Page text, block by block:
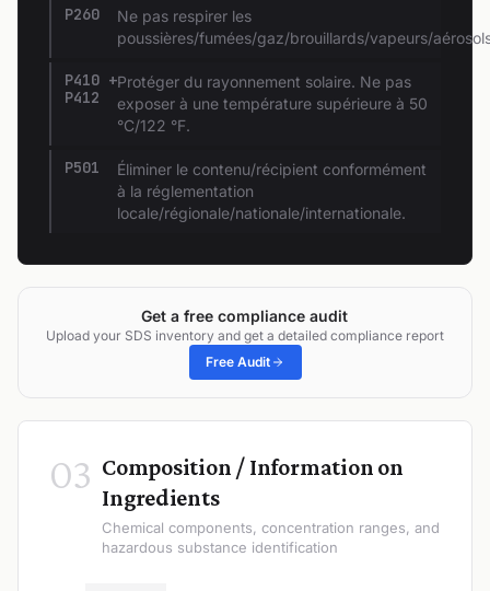
P260
Ne pas respirer les
poussières/fumées/gaz/brouillards/vapeurs/
P410 +
P412
Protéger du rayonnement solaire. Ne pas
exposer à une température supérieure à 50
°C/122 °F.
P501
Éliminer le contenu/récipient conformément
à la réglementation
locale/régionale/nationale/internationale.
Get a free compliance audit
Upload your SDS inventory and get a detailed compliance report
Free Audit
03 Composition / Information on
Ingredients
Chemical components, concentration ranges, and
hazardous substance identification